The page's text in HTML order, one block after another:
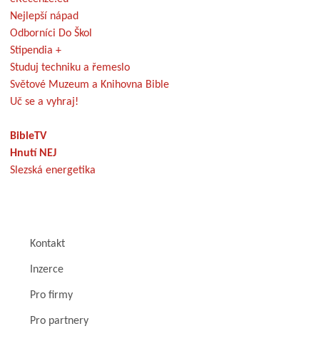
Nejlepší nápad
Odborníci Do Škol
Stipendia +
Studuj techniku a řemeslo
Světové Muzeum a Knihovna Bible
Uč se a vyhraj!
BibleTV
Hnutí NEJ
Slezská energetika
Kontakt
Inzerce
Pro firmy
Pro partnery